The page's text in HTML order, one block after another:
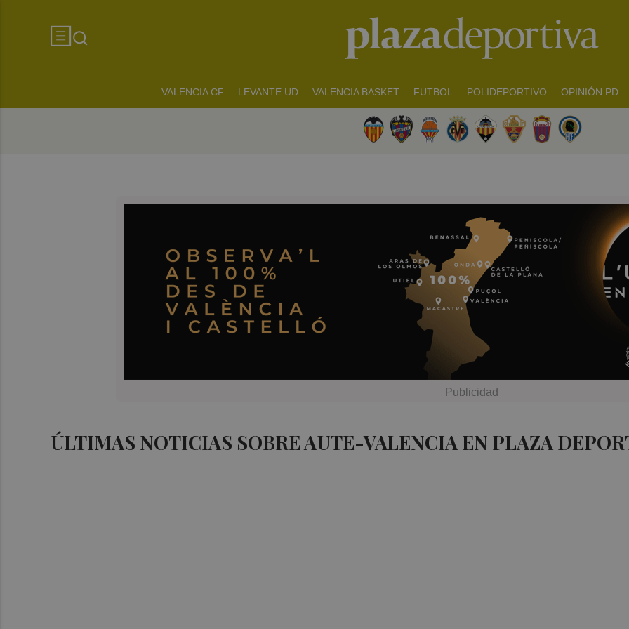
VALENCIA CF LEVANTE UD VALENCIA BASKET FUTBOL POLIDEPORTIVO OPINIÓN PD
ÚLTIMAS NOTICIAS SOBRE AUTE-VALENCIA EN PLAZA